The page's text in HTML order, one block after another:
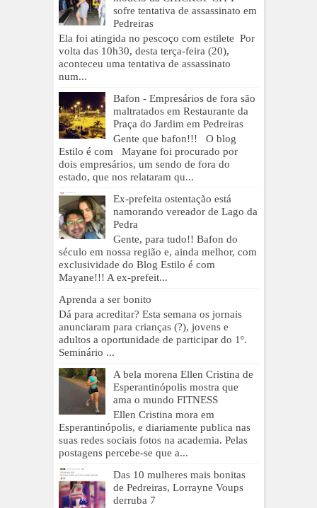
sofre tentativa de assassinato em
Pedreiras
Ela foi atingida no pescoço com estilete Por
volta das 10h30, desta terça-feira (20),
aconteceu uma tentativa de assassinato
num...
Bafon - Empresários de fora são
maltratados em Restaurante da
Praça do Jardim em Pedreiras
Gente que bafon!!! O blog
Estilo é com Mayane foi procurado por
dois empresários, um sendo de fora do
estado, que nos relataram qu...
Ex-prefeita ostentação está
namorando vereador de Lago da
Pedra
Gente, para tudo!! Bafon do
século em nossa região e, ainda melhor, com
exclusividade do Blog Estilo é com
Mayane!!! A ex-prefeit...
Aprenda a ser bonito
Dá para acreditar? Esta semana os jornais
anunciaram para crianças (?), jovens e
adultos a oportunidade de participar do 1º.
Seminário ...
A bela morena Ellen Cristina de
Esperantinópolis mostra que
ama o mundo FITNESS
Ellen Cristina mora em
Esperantinópolis, e diariamente publica nas
suas redes sociais fotos na academia. Pelas
postagens percebe-se que a...
Das 10 mulheres mais bonitas
de Pedreiras, Lorrayne Voups
derruba 7